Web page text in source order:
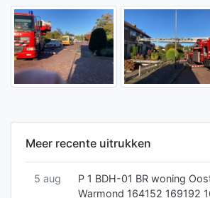
Meer recente uitrukken
5 aug
P 1 BDH-01 BR woning
Warmond 164152 169192